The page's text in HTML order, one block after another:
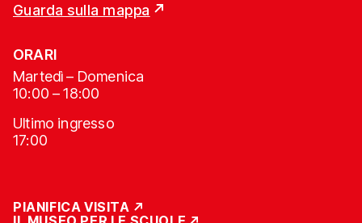
Guarda sulla mappa
ORARI
Martedì – Domenica
10:00 – 18:00
Ultimo ingresso
17:00
PIANIFICA VISITA